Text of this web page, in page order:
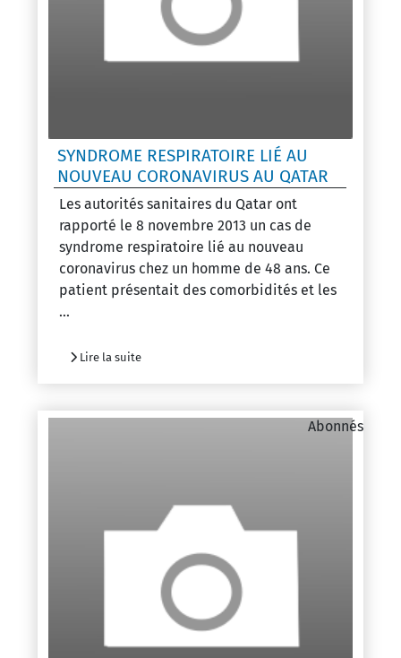
SYNDROME RESPIRATOIRE LIÉ AU
NOUVEAU CORONAVIRUS AU QATAR
Les autorités sanitaires du Qatar ont
rapporté le 8 novembre 2013 un cas de
syndrome respiratoire lié au nouveau
coronavirus chez un homme de 48 ans. Ce
patient présentait des comorbidités et les
...
Lire la suite
Abonnés